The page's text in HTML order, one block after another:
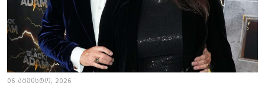
06 აგვისტო, 2026